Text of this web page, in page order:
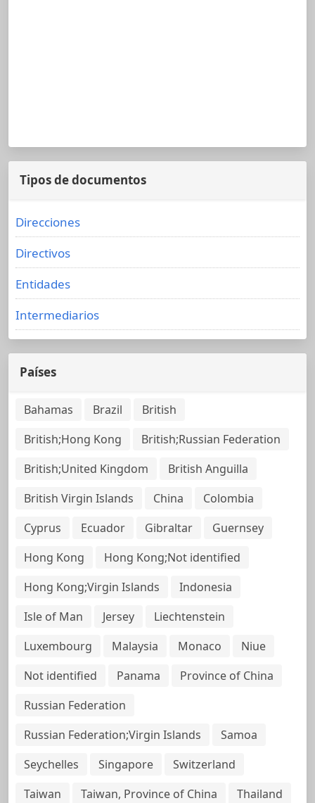
Tipos de documentos
Direcciones
Directivos
Entidades
Intermediarios
Países
Bahamas Brazil
British
British;Hong Kong
British;Russian Federation
British;United Kingdom
British Anguilla
British Virgin Islands
China
Colombia
Cyprus
Ecuador Gibraltar
Guernsey
Hong Kong
Hong Kong;Not identified
Hong Kong;Virgin Islands
Indonesia
Isle of Man
Jersey
Liechtenstein
Luxembourg
Malaysia Monaco
Niue
Not identified
Panama
Province of China
Russian Federation
Russian Federation;Virgin Islands
Samoa
Seychelles
Singapore
Switzerland
Taiwan
Taiwan, Province of China Thailand